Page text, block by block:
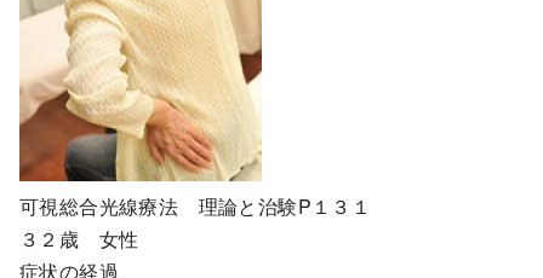
可視総合光線療法 理論と治験P１３１
３２歳 女性
症状の経過